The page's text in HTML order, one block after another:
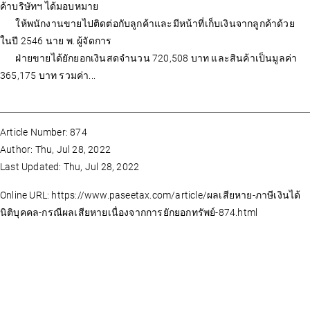
ค้าบริษัทฯ ได้มอบหมาย
ให้พนักงานขายไปติดต่อกับลูกค้าและมีหน้าที่เก็บเงินจากลูกค้าด้วย
ในปี 2546 นาย พ. ผู้จัดการ
ฝ่ายขายได้ยักยอกเงินสดจำนวน 720,508 บาท และสินค้าเป็นมูลค่า
365,175 บาท รวมค่า...
Article Number: 874
Author: Thu, Jul 28, 2022
Last Updated: Thu, Jul 28, 2022
Online URL: https://www.paseetax.com/article/ผลเสียหาย-ภาษีเงินได้
นิติบุคคล-กรณีผลเสียหายเนื่องจากการยักยอกทรัพย์-874.html